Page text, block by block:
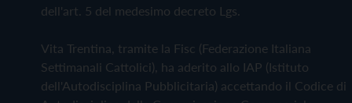
dell'art. 5 del medesimo decreto Lgs.
Vita Trentina, tramite la Fisc (Federazione Italiana
Settimanali Cattolici), ha aderito allo IAP (Istituto
dell'Autodisciplina Pubblicitaria) accettando il Codice di